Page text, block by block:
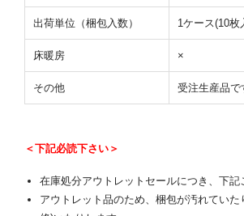
出荷単位（梱包入数） 1ケース(10
床暖房 ×
その他 受注生産品で
＜下記必読下さい＞
在庫処分アウトレットセールにつき、下記
アウトレット品のため、梱包が汚れていた